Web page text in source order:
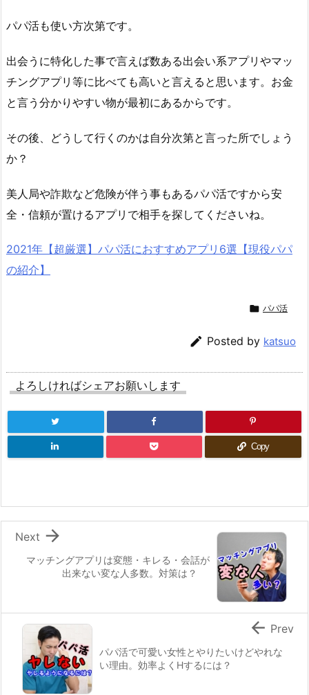
パパ活も使い方次第です。
出会うに特化した事で言えば数ある出会い系アプリやマッ
チングアプリ等に比べても高いと言えると思います。お金
と言う分かりやすい物が最初にあるからです。
その後、どうして行くのかは自分次第と言った所でしょう
か？
美人局や詐欺など危険が伴う事もあるパパ活ですから安
全・信頼が置けるアプリで相手を探してくださいね。
2021年【超厳選】パパ活におすすめアプリ6選【現役パパ
の紹介】
 パパ活
 Posted by katsuo
よろしければシェアお願いします
Copy
マッチングアプリは変態・キレる・会話が
出来ない変な人多数。対策は？

Next
パパ活で可愛い女性とやりたいけどやれな
い理由。効率よくHするには？
 Prev